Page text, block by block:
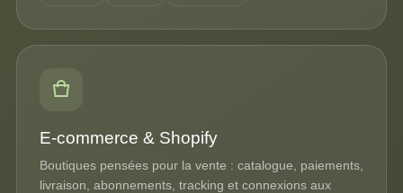
E-commerce & Shopify
Boutiques pensées pour la vente : catalogue, paiements,
livraison, abonnements, tracking et connexions aux